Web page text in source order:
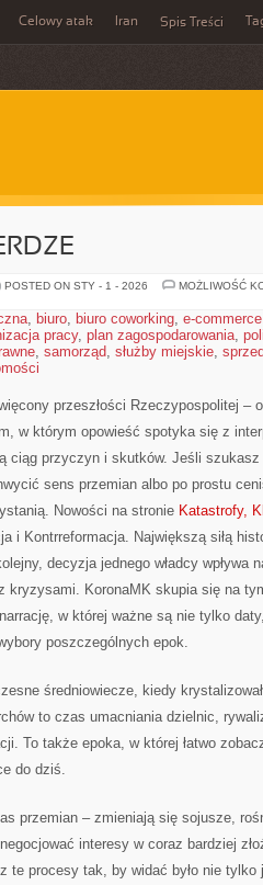
Celowy atak Iran Spis Treści
POSTED ON STY - 1 - 2026
MOŻLIWOŚĆ
, biuro, biuro coworking, e-commerce
pracy, plan zagospodarowania,
, samorząd, służby miejskie,
przeszłości Rzeczypospolitej –
w którym opowieść spotyka się z
ciąg przyczyn i skutków. Jeśli
sens przemian albo po prostu
Nowości na stronie Katastrofy,
i Kontrreformacja. Największą siłą
decyzja jednego władcy wpływa
kryzysami. KoronaMK skupia się na
w której ważne są nie tylko
poszczególnych epok.
średniowiecze, kiedy
to czas umacniania dzielnic,
To także epoka, w której łatwo
do dziś.
przemian – zmieniają się sojusze,
interesy w coraz bardziej
te procesy tak, by widać było nie tylko